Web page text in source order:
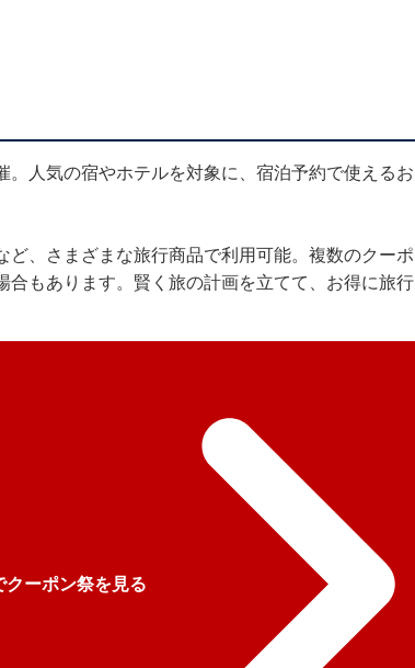
人気の宿やホテルを対象に、宿泊予約で使えるお
、さまざまな旅行商品で利用可能。複数のクーポ
もあります。賢く旅の計画を立てて、お得に旅行
クーポン祭を見る